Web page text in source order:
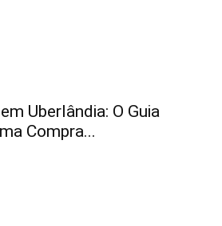
Uberlândia: O Guia
Compra...